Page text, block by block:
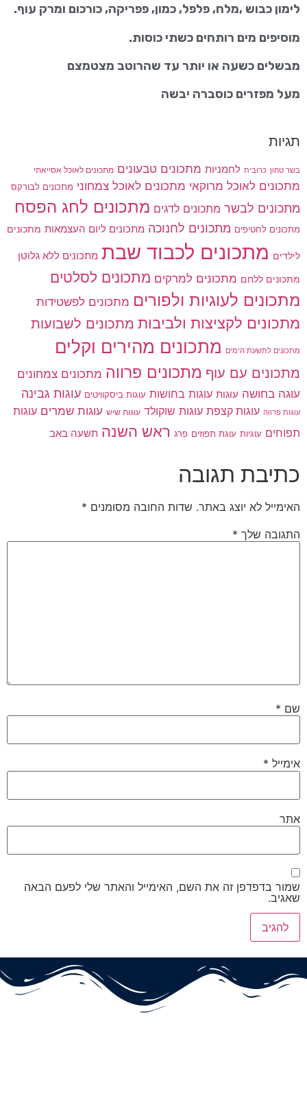
לימון כבוש ,מלח, פלפל, כמון, פפריקה, כורכום ומרק עוף.
מוסיפים מים רותחים כשתי כוסות.
מבשלים כשעה או יותר עד שהרוטב מצטמצם
מעל מפזרים כוסברה יבשה
תגיות
בשר טחון כרובית לחמניות מתכונים טבעונים מתכונים לאוכל אסייאתי
מתכונים לאוכל מרוקאי מתכונים לאוכל צמחוני מתכונים לבורקס
מתכונים לבשר מתכונים לדגים מתכונים לחג הפסח
מתכונים לחטיפים מתכונים לחנוכה מתכונים ליום העצמאות מתכונים
לילדים מתכונים לכבוד שבת מתכונים ללא גלוטן
מתכונים ללחם מתכונים למרקים מתכונים לסלטים
מתכונים לעוגיות ולפורים מתכונים לפשטידות
מתכונים לקציצות ולביבות מתכונים לשבועות
מתכונים לתשעת הימים מתכונים מהירים וקלים
מתכונים עם עוף מתכונים פרווה מתכונים צמחונים
עוגה בחושה עוגות עוגות בחושות עוגות ביסקוויטים עוגות גבינה
עוגות פרווה עוגות קצפת עוגות שוקולד עוגות שיש עוגות שמרים עוגות
תפוחים עוגיות עוגת תפוזים פרג ראש השנה תשעה באב
כתיבת תגובה
האימייל לא יוצג באתר. שדות החובה מסומנים *
התגובה שלך *
שם *
אימייל *
אתר
שמור בדפדפן זה את השם, האימייל והאתר שלי לפעם הבאה
שאגיב.